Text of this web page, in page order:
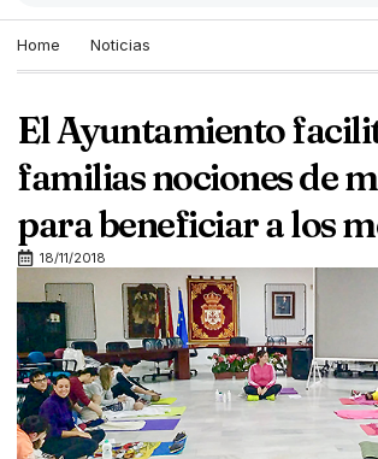
Home Noticias
El Ayuntamiento
familias nociones de
para beneficiar a los
18/11/2018